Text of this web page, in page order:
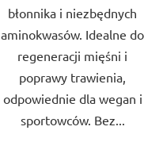
błonnika i niezbędnych
aminokwasów. Idealne do
regeneracji mięśni i
poprawy trawienia,
odpowiednie dla wegan i
sportowców. Bez...